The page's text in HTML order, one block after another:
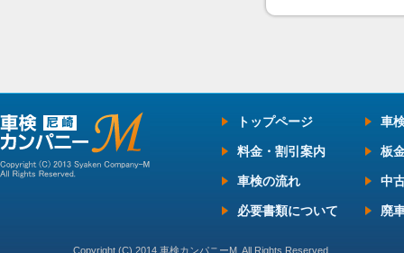
車
板
中
廃
トップページ
料金・割引案内
車検の流れ
必要書類について
Copyright (C) 2014 車検カンパニーM. All Rights Reserved.